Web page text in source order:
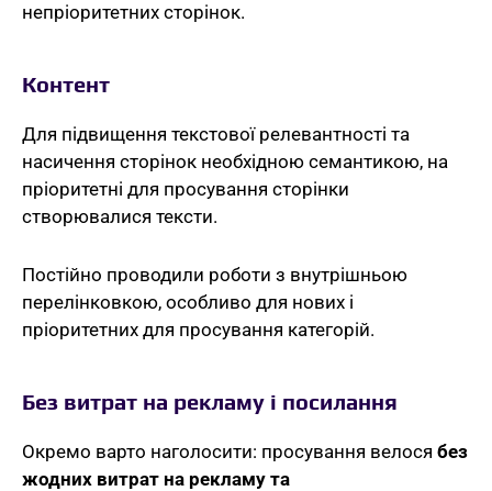
непріоритетних сторінок.
Контент
Для підвищення текстової релевантності та
насичення сторінок необхідною семантикою, на
пріоритетні для просування сторінки
створювалися тексти.
Постійно проводили роботи з внутрішньою
перелінковкою, особливо для нових і
пріоритетних для просування категорій.
Без витрат на рекламу і посилання
Окремо варто наголосити: просування велося без
жодних витрат на рекламу та